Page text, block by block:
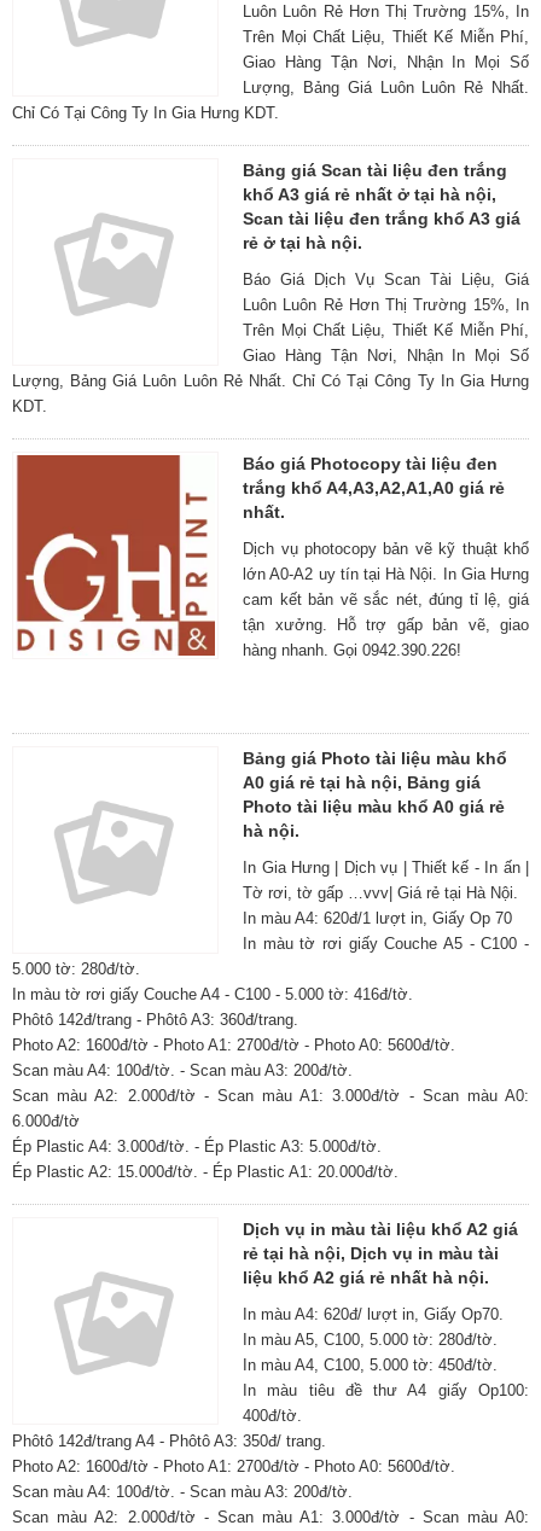
Luôn Luôn Rẻ Hơn Thị Trường 15%, In
Trên Mọi Chất Liệu, Thiết Kế Miễn Phí,
Giao Hàng Tận Nơi, Nhận In Mọi Số
Lượng, Bảng Giá Luôn Luôn Rẻ Nhất.
Chỉ Có Tại Công Ty In Gia Hưng KDT.
Bảng giá Scan tài liệu đen trắng
khổ A3 giá rẻ nhất ở tại hà nội,
Scan tài liệu đen trắng khổ A3 giá
rẻ ở tại hà nội.
Báo Giá Dịch Vụ Scan Tài Liệu, Giá
Luôn Luôn Rẻ Hơn Thị Trường 15%, In
Trên Mọi Chất Liệu, Thiết Kế Miễn Phí,
Giao Hàng Tận Nơi, Nhận In Mọi Số
Lượng, Bảng Giá Luôn Luôn Rẻ Nhất. Chỉ Có Tại Công Ty In Gia Hưng
KDT.
Báo giá Photocopy tài liệu đen
trắng khổ A4,A3,A2,A1,A0 giá rẻ
nhất.
Dịch vụ photocopy bản vẽ kỹ thuật khổ
lớn A0-A2 uy tín tại Hà Nội. In Gia Hưng
cam kết bản vẽ sắc nét, đúng tỉ lệ, giá
tận xưởng. Hỗ trợ gấp bản vẽ, giao
hàng nhanh. Gọi 0942.390.226!
Bảng giá Photo tài liệu màu khổ
A0 giá rẻ tại hà nội, Bảng giá
Photo tài liệu màu khổ A0 giá rẻ
hà nội.
In Gia Hưng | Dịch vụ | Thiết kế - In ấn |
Tờ rơi, tờ gấp …vvv| Giá rẻ tại Hà Nội.
In màu A4: 620đ/1 lượt in, Giấy Op 70
In màu tờ rơi giấy Couche A5 - C100 -
5.000 tờ: 280đ/tờ.
In màu tờ rơi giấy Couche A4 - C100 - 5.000 tờ: 416đ/tờ.
Phôtô 142đ/trang - Phôtô A3: 360đ/trang.
Photo A2: 1600đ/tờ - Photo A1: 2700đ/tờ - Photo A0: 5600đ/tờ.
Scan màu A4: 100đ/tờ. - Scan màu A3: 200đ/tờ.
Scan màu A2: 2.000đ/tờ - Scan màu A1: 3.000đ/tờ - Scan màu A0:
6.000đ/tờ
Ép Plastic A4: 3.000đ/tờ. - Ép Plastic A3: 5.000đ/tờ.
Ép Plastic A2: 15.000đ/tờ. - Ép Plastic A1: 20.000đ/tờ.
Dịch vụ in màu tài liệu khổ A2 giá
rẻ tại hà nội, Dịch vụ in màu tài
liệu khổ A2 giá rẻ nhất hà nội.
In màu A4: 620đ/ lượt in, Giấy Op70.
In màu A5, C100, 5.000 tờ: 280đ/tờ.
In màu A4, C100, 5.000 tờ: 450đ/tờ.
In màu tiêu đề thư A4 giấy Op100:
400đ/tờ.
Phôtô 142đ/trang A4 - Phôtô A3: 350đ/ trang.
Photo A2: 1600đ/tờ - Photo A1: 2700đ/tờ - Photo A0: 5600đ/tờ.
Scan màu A4: 100đ/tờ. - Scan màu A3: 200đ/tờ.
Scan màu A2: 2.000đ/tờ - Scan màu A1: 3.000đ/tờ - Scan màu A0: